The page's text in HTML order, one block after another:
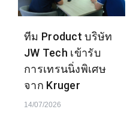
ทีม Product บริษัท
JW Tech เข้ารับ
การเทรนนิ่งพิเศษ
จาก Kruger
14/07/2026